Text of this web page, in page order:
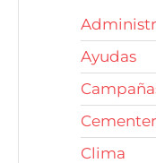
Ayudas
Clima